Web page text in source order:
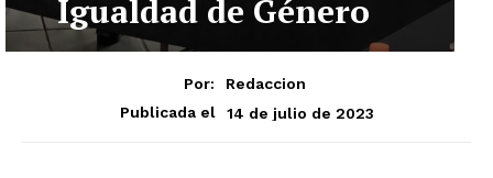
Igualdad de Género
Por:
Redaccion
Publicada el
14 de julio de 2023